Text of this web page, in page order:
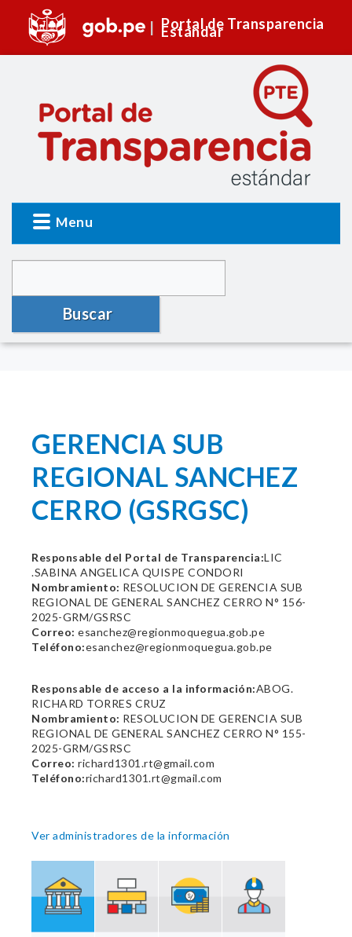
Portal de Transparencia
Estándar
Menu
Buscar
GERENCIA SUB
REGIONAL SANCHEZ
CERRO (GSRGSC)
Responsable del Portal de Transparencia:LIC
.SABINA ANGELICA QUISPE CONDORI
Nombramiento: RESOLUCION DE GERENCIA SUB
REGIONAL DE GENERAL SANCHEZ CERRO N° 156-
2025-GRM/GSRSC
Correo: esanchez@regionmoquegua.gob.pe
Teléfono:esanchez@regionmoquegua.gob.pe
Responsable de acceso a la información:ABOG.
RICHARD TORRES CRUZ
Nombramiento: RESOLUCION DE GERENCIA SUB
REGIONAL DE GENERAL SANCHEZ CERRO N° 155-
2025-GRM/GSRSC
Correo: richard1301.rt@gmail.com
Teléfono:richard1301.rt@gmail.com
Ver administradores de la información